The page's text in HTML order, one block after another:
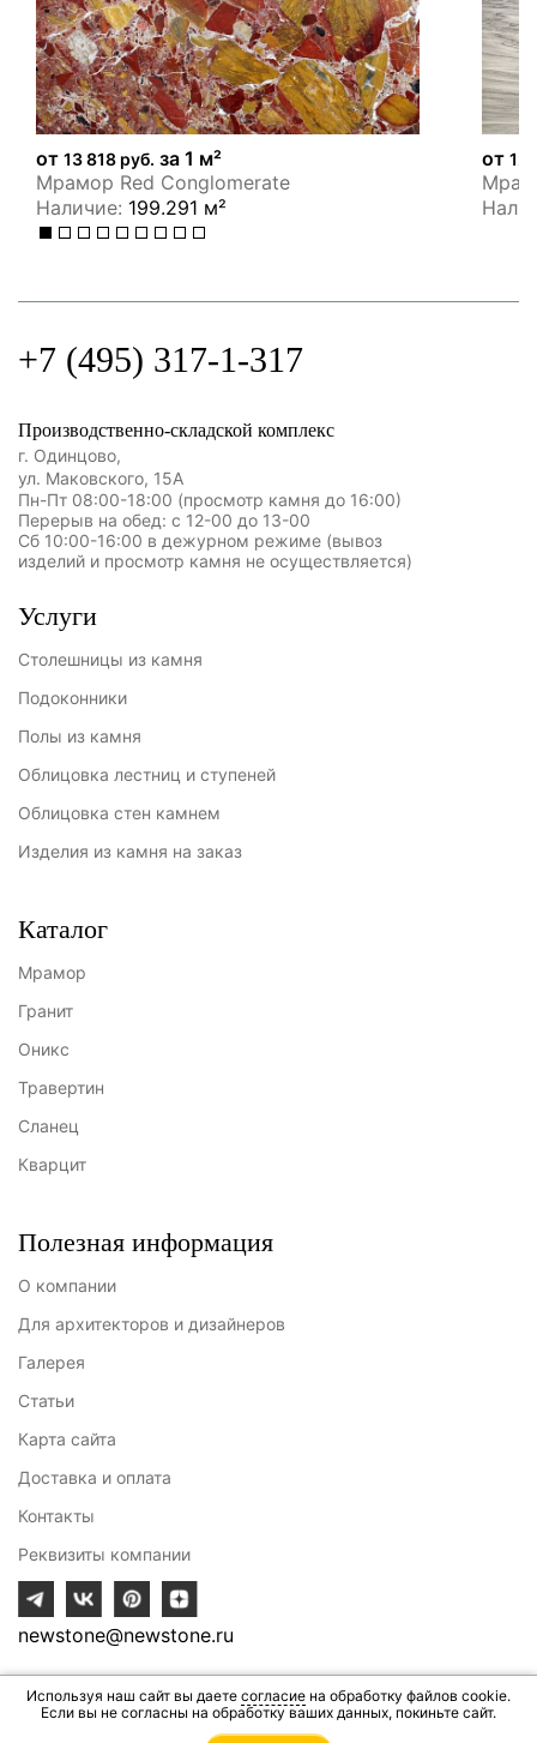
от13 818 руб. за 1 м²
Мрамор Red Conglomerate
Наличие: 199.291 м²
от 12
+7 (495) 317-1-317
Производственно-складской комплекс
г. Одинцово,
ул. Маковского, 15А
Пн-Пт 08:00-18:00 (просмотр камня до 16:00)
Перерыв на обед: с 12-00 до 13-00
Сб 10:00-16:00 в дежурном режиме (вывоз
изделий и просмотр камня не осуществляется)
Услуги
Столешницы из камня
Подоконники
Полы из камня
Облицовка лестниц и ступеней
Облицовка стен камнем
Изделия из камня на заказ
Каталог
Мрамор
Гранит
Оникс
Травертин
Сланец
Кварцит
Полезная информация
О компании
Для архитекторов и дизайнеров
Галерея
Статьи
Карта сайта
Доставка и оплата
Контакты
Реквизиты компании
newstone@newstone.ru
Разработка сайта - ИВИТ
Используя наш сайт вы даете согласие на обработку файлов cookie.
Если вы не согласны на обработку ваших данных, покиньте сайт.